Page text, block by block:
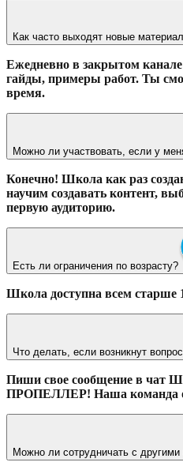
Как часто выходят новые
Ежедневно в закрытом
гайды, примеры работ. Ты
время.
Можно ли участвовать, если у
Конечно! Школа как раз
научим создавать контент,
первую аудиторию.
Есть ли ограничения по возрасту?
Школа доступна всем старше
Что делать, если возникнут
Пиши свое сообщение в чат
ПРОПЕЛЛЕР! Наша команда
Можно ли сотрудничать с